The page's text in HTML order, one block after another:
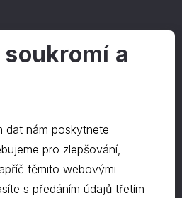
a
dat nám poskytnete
pro zlepšování,
těmito webovými